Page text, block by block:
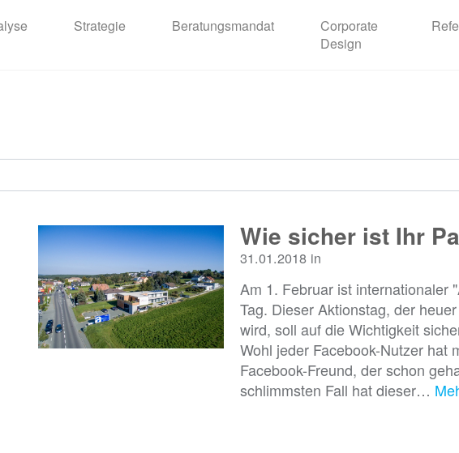
Strategie Beratungsmandat
Corporate
Design
Wie sicher ist Ihr
31.01.2018 in
Am 1. Februar ist internationaler
Tag. Dieser Aktionstag, der
wird, soll auf die Wichtigkeit
Wohl jeder Facebook-Nutzer hat
Facebook-Freund, der schon
schlimmsten Fall hat dieser…